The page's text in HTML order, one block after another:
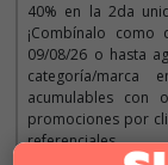
40% en la 2da
¡Combínalo
09/08/26 o hasta
categoría/marca
acumulables con
promociones por
referenciales.